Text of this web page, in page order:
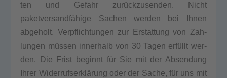
ten und Gefahr zurückzusenden. Nicht
paketversandfähige Sachen wer­den bei Ihnen
abge­holt. Ver­pflich­tun­gen zur Erstat­tung von Zah­
lun­gen müssen inner­halb von 30 Tagen erfüllt wer­
den. Die Frist beginnt für Sie mit der Absen­dung
Ihrer Widerrufserklärung oder der Sache, für uns mit